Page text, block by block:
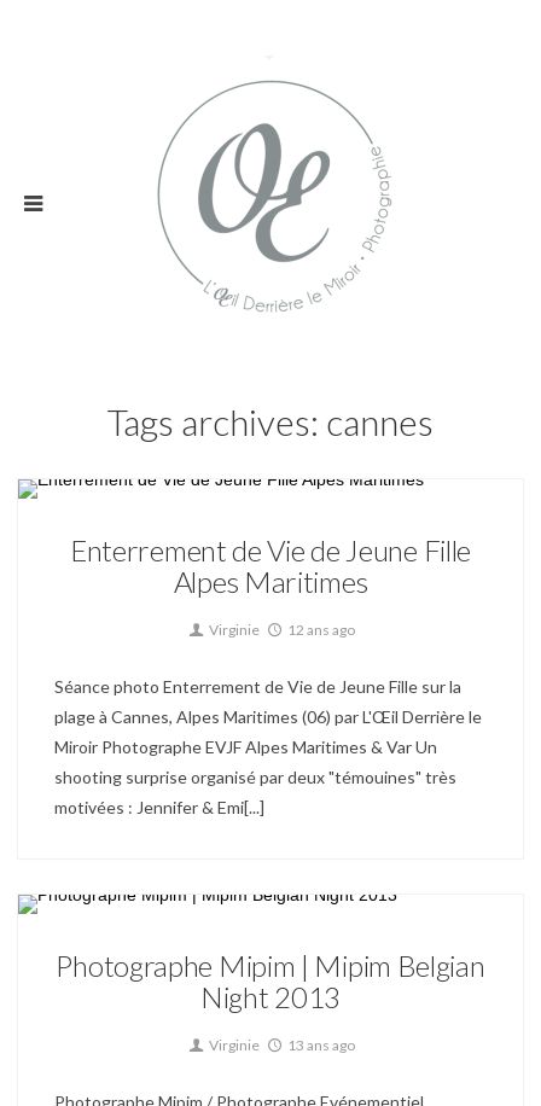
Tags archives: cannes
Enterrement de Vie de Jeune Fille
Alpes Maritimes
Virginie 12 ans ago
Séance photo Enterrement de Vie de Jeune Fille sur la
plage à Cannes, Alpes Maritimes (06) par L'Œil Derrière le
Miroir Photographe EVJF Alpes Maritimes & Var Un
shooting surprise organisé par deux "témouines" très
motivées : Jennifer & Emi[...]
Photographe Mipim | Mipim Belgian
Night 2013
Virginie 13 ans ago
Photographe Mipim / Photographe Evénementiel